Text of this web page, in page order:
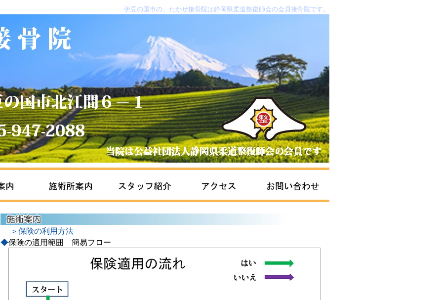
伊豆の国市の、たかせ接骨院は静岡県柔道整復師会の会員接骨院です。
＞保険の利用方法
◆保険の適用範囲 簡易フロー